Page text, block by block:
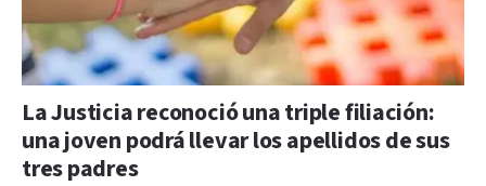
La Justicia reconoció una triple filiación:
una joven podrá llevar los apellidos de sus
tres padres